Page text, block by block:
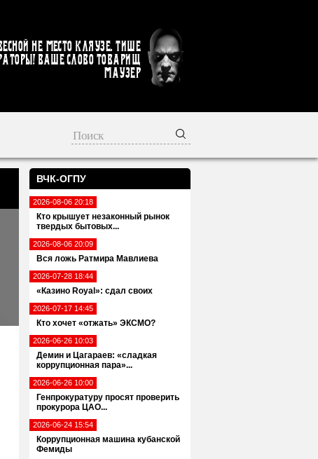
не место кляузе. Тише
Ваше слово товарищ
Маузер
ВЧК-ОГПУ
2026-08-06 20:18
Кто крышует незаконный рынок
твердых бытовых...
2026-08-06 20:09
Вся ложь Ратмира Мавлиева
2026-07-28 18:44
«Казино Royal»: сдал своих
2026-07-17 14:45
Кто хочет «отжать» ЭКСМО?
2026-06-26 10:03
Демин и Цагараев: «сладкая
коррупционная пара»...
2026-06-26 10:00
Генпрокуратуру просят проверить
прокурора ЦАО...
2026-06-24 15:54
Коррупционная машина кубанской
Фемиды